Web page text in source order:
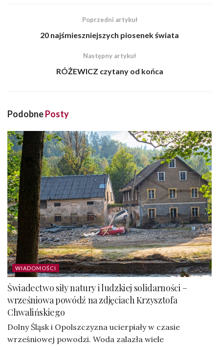
Poprzedni artykuł
20 najśmieszniejszych piosenek świata
Następny artykuł
RÓŻEWICZ czytany od końca
PodobnePosty
WIADOMOŚCI
Świadectwo siły natury i ludzkiej solidarności –
wrześniowa powódź na zdjęciach Krzysztofa
Chwalińskiego
Dolny Śląsk i Opolszczyzna ucierpiały w czasie
wrześniowej powodzi. Woda zalazła wiele